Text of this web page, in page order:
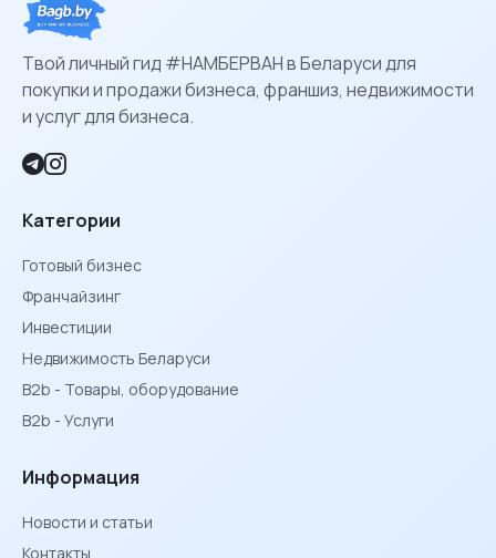
Твой личный гид #НАМБЕРВАН в Беларуси для
покупки и продажи бизнеса, франшиз, недвижимости
и услуг для бизнеса.
Категории
Готовый бизнес
Франчайзинг
Инвестиции
Недвижимость Беларуси
B2b - Товары, оборудование
B2b - Услуги
Информация
Новости и статьи
Контакты